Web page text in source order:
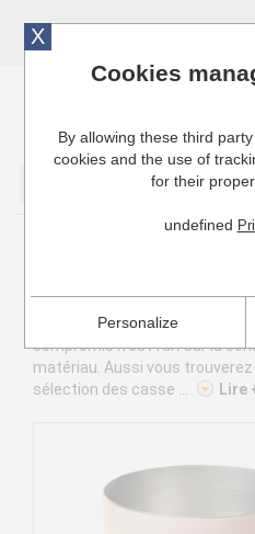
Cuisinresto: Ustensiles de
Nos casseroles
conçues pour les métiers de
compromis n’est fait sur la
matériau. Aussi vous
sélection des casse ...
Lire
X
Cookies
By allowing these third
cookies and the use of
for their
undefined
Personalize